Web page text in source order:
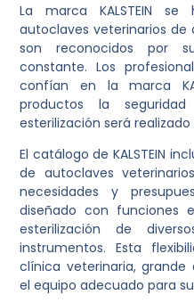
La marca KALSTEIN
autoclaves veterinarios de
son reconocidos por
constante. Los
confían en la marca
productos la
esterilización será
El catálogo de KALSTEIN
de autoclaves
necesidades y
diseñado con funciones
esterilización de
instrumentos. Esta
clínica veterinaria,
el equipo adecuado para